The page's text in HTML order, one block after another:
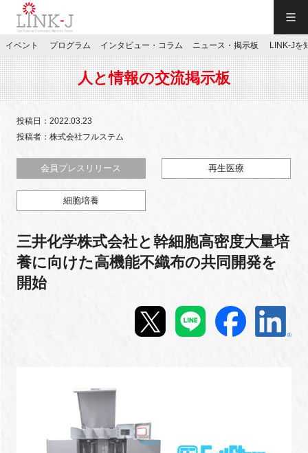
JP／EN
特別会員専用メニュー
施設ご予約
お問い合わせ
マイページ
インタビュー・コラム
イベント プログラム インタビュー・コラム ニュース・掲示板 LINK-Jを
人と情報の交流掲示板
投稿日：2022.03.23
投稿者：株式会社フルステム
会員プレスリリース 再生医療
細胞培養
三井化学株式会社と幹細胞高密度大量培
養に向けた高機能不織布の共同開発を
開始